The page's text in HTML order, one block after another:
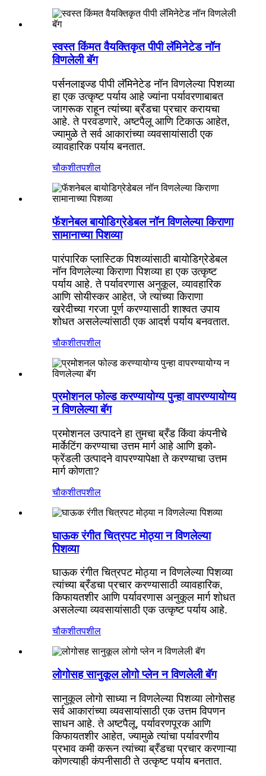
स्वस्त किंमत वैयक्तिकृत पीपी लॅमिनेटेड नॉन
विणलेली बॅग
पर्सनलाइज्ड पीपी लॅमिनेटेड नॉन विणलेल्या पिशव्या
हा एक उत्कृष्ट पर्याय आहे ज्यांना पर्यावरणाबाबत
जागरूक राहून त्यांच्या ब्रँडचा प्रचार करायचा
आहे. ते परवडणारे, अष्टपैलू आणि टिकाऊ आहेत,
ज्यामुळे ते सर्व आकारांच्या व्यवसायांसाठी एक
व्यावहारिक पर्याय बनतात.
चौकशीतपशील
फॅशनेबल बायोडिग्रेडेबल नॉन विणलेल्या किराणा
सामानाच्या पिशव्या
पारंपारिक प्लास्टिक पिशव्यांसाठी बायोडिग्रेडेबल
नॉन विणलेल्या किराणा पिशव्या हा एक उत्कृष्ट
पर्याय आहे. ते पर्यावरणास अनुकूल, व्यावहारिक
आणि सोयीस्कर आहेत, जे त्यांच्या किराणा
खरेदीच्या गरजा पूर्ण करण्यासाठी शाश्वत उपाय
शोधत असलेल्यांसाठी एक आदर्श पर्याय बनवतात.
चौकशीतपशील
प्रमोशनल फोल्ड करण्यायोग्य पुन्हा वापरण्यायोग्य
न विणलेल्या बॅग
प्रमोशनल उत्पादने हा तुमचा ब्रँड किंवा कंपनीचे
मार्केटिंग करण्याचा उत्तम मार्ग आहे आणि इको-
फ्रेंडली उत्पादने वापरण्यापेक्षा ते करण्याचा उत्तम
मार्ग कोणता?
चौकशीतपशील
घाऊक रंगीत चित्रपट मोठ्या न विणलेल्या
पिशव्या
घाऊक रंगीत चित्रपट मोठ्या न विणलेल्या पिशव्या
त्यांच्या ब्रँडचा प्रचार करण्यासाठी व्यावहारिक,
किफायतशीर आणि पर्यावरणास अनुकूल मार्ग शोधत
असलेल्या व्यवसायांसाठी एक उत्कृष्ट पर्याय आहे.
चौकशीतपशील
लोगोसह सानुकूल लोगो प्लेन न विणलेली बॅग
सानुकूल लोगो साध्या न विणलेल्या पिशव्या लोगोसह
सर्व आकारांच्या व्यवसायांसाठी एक उत्तम विपणन
साधन आहे. ते अष्टपैलू, पर्यावरणपूरक आणि
किफायतशीर आहेत, ज्यामुळे त्यांचा पर्यावरणीय
प्रभाव कमी करून त्यांच्या ब्रँडचा प्रचार करणाऱ्या
कोणत्याही कंपनीसाठी ते उत्कृष्ट पर्याय बनतात.